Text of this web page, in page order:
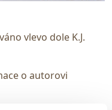
vlevo dole K.J.
o autorovi